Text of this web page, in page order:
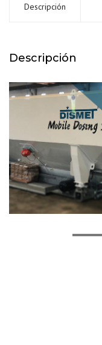
Descripción
Descripción